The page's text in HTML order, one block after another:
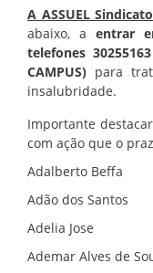
A ASSUEL Sindicato
abaixo, aentrar
telefones
CAMPUS) para
insalubridade.
Importante
com ação que o
Adalberto Beffa
Adão dos Santos
Adelia Jose
Ademar Alves de